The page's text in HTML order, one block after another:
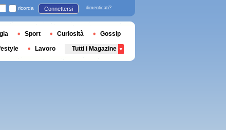
ricorda Connettersi dimenticati?
Sport Curiosità Gossip
Lavoro Tutti i Magazine